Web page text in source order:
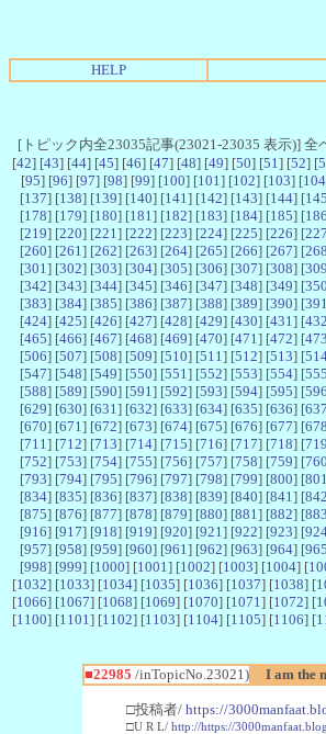
HELP
[トピック内全23035記事(23021-23035 表示)] 全
[42] [43] [44] [45] [46] [47] [48] [49] [50] [51 ] [52] [
[95] [96] [97] [98] [99] [100] [101 ] [102] [103] [104
[137] [138] [139] [140] [141 ] [142] [143] [144] [145
[178] [179] [180] [181 ] [182] [183] [184] [185] [186
[219] [220] [221 ] [222] [223] [224] [225] [226] [227
[260] [261 ] [262] [263] [264] [265] [266] [267] [268
[301 ] [302] [303] [304] [305] [306] [307] [308] [309
[342] [343] [344] [345] [346] [347] [348] [349] [350
[383] [384] [385] [386] [387] [388] [389] [390] [391
[424] [425] [426] [427] [428] [429] [430] [431 ] [432
[465] [466] [467] [468] [469] [470] [471 ] [472] [473
[506] [507] [508] [509] [510] [511 ] [512] [513] [
[547] [548] [549] [550] [551 ] [552] [553] [554] [555
[588] [589] [590] [591 ] [592] [593] [594] [595] [596
[629] [630] [631 ] [632] [633] [634] [635] [636] [637
[670] [671 ] [672] [673] [674] [675] [676] [677] [678
[711 ] [712] [713] [714] [715] [716] [717] [718] [719
[752] [753] [754] [755] [756] [757] [758] [759] [760
[793] [794] [795] [796] [797] [798] [799] [800] [801
[834] [835] [836] [837] [838] [839] [840] [841 ] [842
[875] [876] [877] [878] [879] [880] [881 ] [882] [883
[916] [917] [918] [919] [920] [921 ] [922] [923] [
[957] [958] [959] [960] [961 ] [962] [963] [964] [965
[998] [999] [1000] [1001 ] [1002] [1003] [1004] [
[1032] [1033] [1034] [1035] [1036] [1037] [1038] [
[1066] [1067] [1068] [1069] [1070] [1071 ] [1072] [
[1100] [1101 ] [1102] [1103] [1104] [1105] [1106] [
■22985 /inTopicNo.23021) I am the
□投稿者/ https://
□U R L/ http://https://